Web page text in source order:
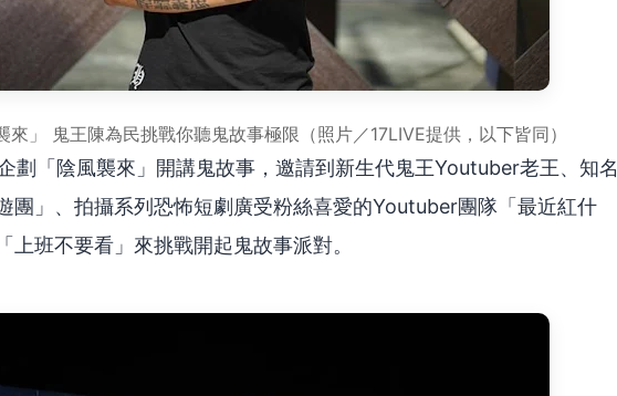
來」 鬼王陳為民挑戰你聽鬼故事極限（照片／17LIVE提供，以下皆同）
劃「陰風襲來」開講鬼故事，邀請到新生代鬼王Youtuber老王、知名
團」、拍攝系列恐怖短劇廣受粉絲喜愛的Youtuber團隊「最近紅什
上班不要看」來挑戰開起鬼故事派對。